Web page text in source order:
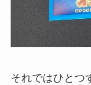
それではひとつ